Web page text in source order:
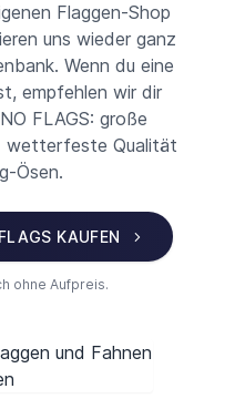
Flaggen-Shop
uns wieder ganz
Wenn du eine
empfehlen wir dir
FLAGS: große
wetterfeste Qualität
Ösen.
KAUFEN
ohne Aufpreis.